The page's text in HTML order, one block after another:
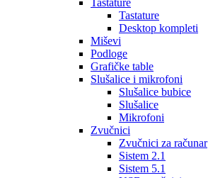
Tastature
Tastature
Desktop kompleti
Miševi
Podloge
Grafičke table
Slušalice i mikrofoni
Slušalice bubice
Slušalice
Mikrofoni
Zvučnici
Zvučnici za računar
Sistem 2.1
Sistem 5.1